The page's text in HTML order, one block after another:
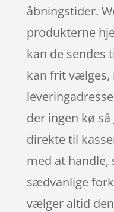
åbningstider.
produkterne
kan de sendes
kan frit vælges,
der ingen kø
direkte til
med at handle,
sædvanlige
vælger altid